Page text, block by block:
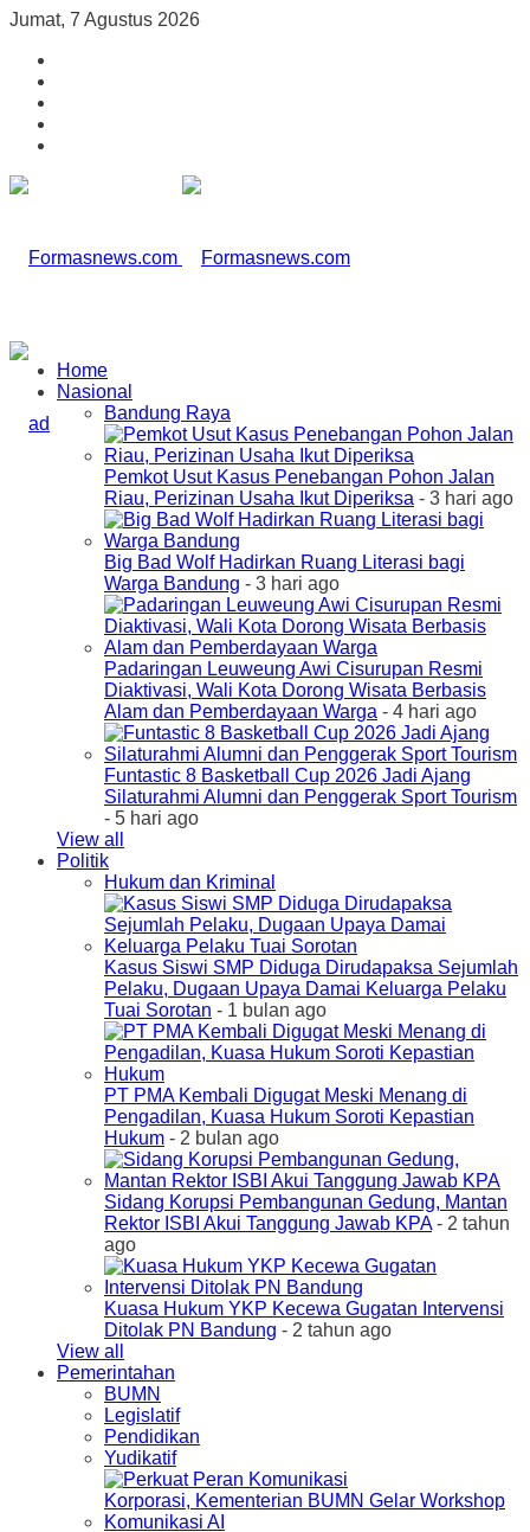
Jumat, 7 Agustus 2026
Home
Nasional
Bandung Raya
Pemkot Usut Kasus Penebangan Pohon Jalan
Riau, Perizinan Usaha Ikut Diperiksa - 3 hari ago
Big Bad Wolf Hadirkan Ruang Literasi bagi
Warga Bandung - 3 hari ago
Padaringan Leuweung Awi Cisurupan Resmi
Diaktivasi, Wali Kota Dorong Wisata Berbasis
Alam dan Pemberdayaan Warga - 4 hari ago
Funtastic 8 Basketball Cup 2026 Jadi Ajang
Silaturahmi Alumni dan Penggerak Sport Tourism
- 5 hari ago
View all
Politik
Hukum dan Kriminal
Kasus Siswi SMP Diduga Dirudapaksa Sejumlah
Pelaku, Dugaan Upaya Damai Keluarga Pelaku
Tuai Sorotan - 1 bulan ago
PT PMA Kembali Digugat Meski Menang di
Pengadilan, Kuasa Hukum Soroti Kepastian
Hukum - 2 bulan ago
Sidang Korupsi Pembangunan Gedung, Mantan
Rektor ISBI Akui Tanggung Jawab KPA- 2 tahun
ago
Kuasa Hukum YKP Kecewa Gugatan Intervensi
Ditolak PN Bandung - 2 tahun ago
View all
Pemerintahan
BUMN
Legislatif
Pendidikan
Yudikatif